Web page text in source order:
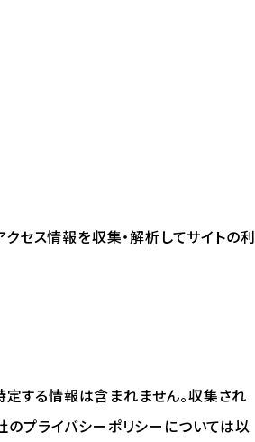
セス情報を収集・解析してサイトの利
する情報は含まれません。収集され
プライバシーポリシーについては以